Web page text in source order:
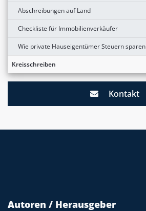
Abschreibungen auf Land
Checkliste für Immobilienverkäufer
Wie private Hauseigentümer Steuern sparen
Kreisschreiben
Kontakt
Autoren / Herausgeber